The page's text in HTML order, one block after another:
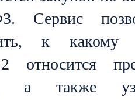
Сервис
к какому
а также